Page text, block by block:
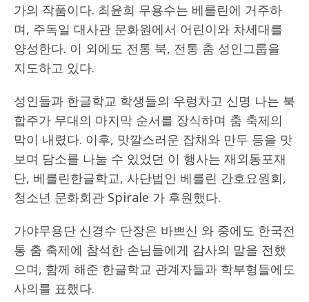
가의 작품이다. 최윤희 무용수는 베를린에 거주하
며, 주독일 대사관 문화원에서 어린이와 차세대를
양성한다. 이 외에도 전통 북, 전통 춤 성인그룹을
지도하고 있다.
성인들과 한글학교 학생들의 우렁차고 신명 나는 북
합주가 무대의 마지막 순서를 장식하며 춤 축제의
막이 내렸다. 이후, 맛깔스러운 잡채와 만두 등을 맛
보며 담소를 나눌 수 있었던 이 행사는 재외동포재
단, 베를린한글학교, 사단법인 베를린 간호요원회,
청소년 문화회관 Spirale 가 후원했다.
가야무용단 신경수 단장은 바쁘신 와 중에도 한국전
통 춤 축제에 참석한 손님들에게 감사의 말을 전했
으며, 함께 해준 한글학교 관계자들과 학부형들에도
사의를 표했다.